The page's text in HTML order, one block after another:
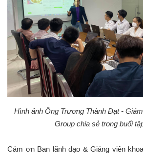
Hình ảnh Ông Trương Thành Đạt -
Group chia sẻ trong buổi
Cảm ơn Ban lãnh đạo & Giảng viên